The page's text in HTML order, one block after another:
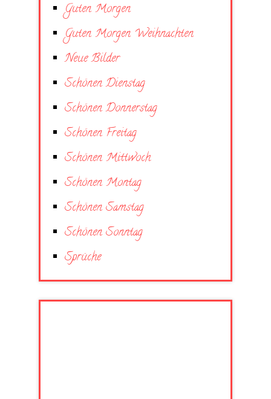
Guten Morgen
Guten Morgen Weihnachten
Neue Bilder
Schönen Dienstag
Schönen Donnerstag
Schönen Freitag
Schönen Mittwoch
Schönen Montag
Schönen Samstag
Schönen Sonntag
Sprüche